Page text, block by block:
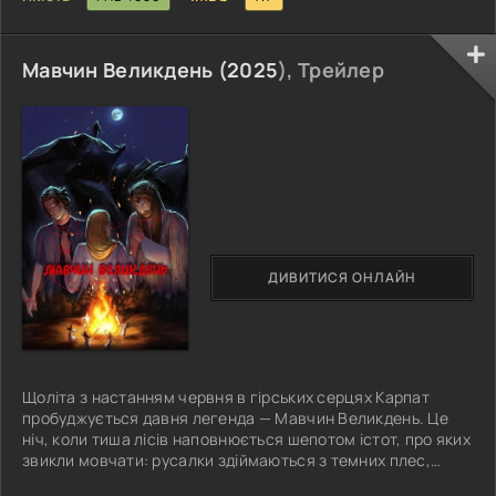
Мавчин Великдень (2025), Трейлер
Щоліта з настанням червня в гірських серцях Карпат
пробуджується давня легенда — Мавчин Великдень. Це
ніч, коли тиша лісів наповнюється шепотом істот, про яких
звикли мовчати: русалки здіймаються з темних плес,
ДИВИТИСЯ ОНЛАЙН